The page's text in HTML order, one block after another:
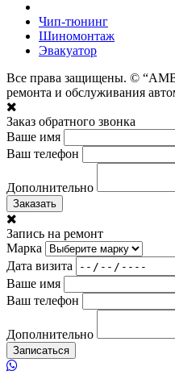
Чип-тюнинг
Шиномонтаж
Эвакуатор
Все права защищены. ©
ремонта и обслуживания
Заказ обратного звонка
Ваше имя
Ваш телефон
Дополнительно
Заказать
Запись на ремонт
Марка
Дата визита
Ваше имя
Ваш телефон
Дополнительно
Записаться